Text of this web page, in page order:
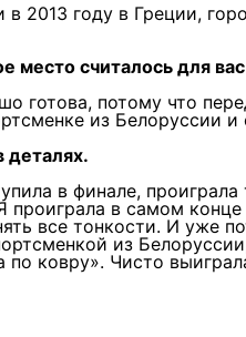
2013 году в Греции,
место считалось для
готова, потому что
из Белоруссии и
деталях.
в финале,
проиграла в самом
все тонкости. И уже
из
по ковру». Чисто